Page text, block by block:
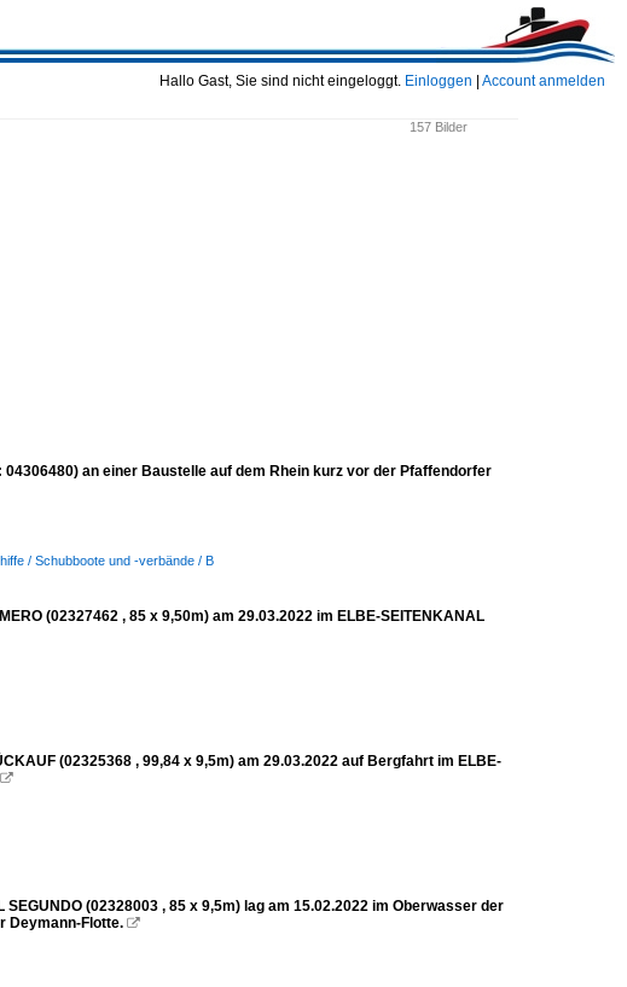
Hallo Gast, Sie sind nicht eingeloggt. Einloggen Account anmelden
157 Bilder
04306480) an einer Baustelle auf dem Rhein kurz vor der Pfaffendorfer
/ Schubboote und -verbände / B
(02327462 , 85 x 9,50m) am 29.03.2022 im ELBE-SEITENKANAL
(02325368 , 99,84 x 9,5m) am 29.03.2022 auf Bergfahrt im ELBE-

(02328003 , 85 x 9,5m) lag am 15.02.2022 im Oberwasser der
Deymann-Flotte. 